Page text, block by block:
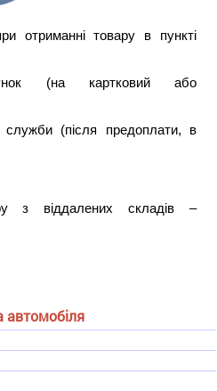
автомобіля
отриманні товару в пункті
(на картковий або
служби (після предоплати, в
з віддалених складів –